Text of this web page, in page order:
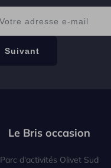
Le Bris occasion
Parc d'activités Olivet Sud